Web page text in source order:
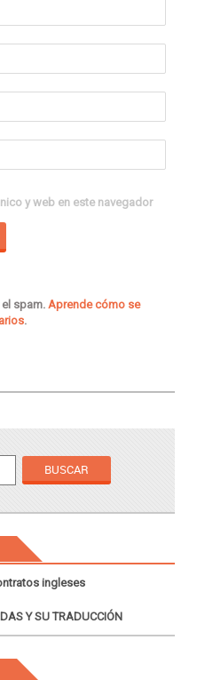
y web en este navegador
spam. Aprende cómo se
.
ingleses
Y SU TRADUCCIÓN